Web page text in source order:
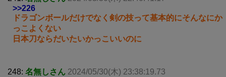
>>226
ドラゴンボールだけでなく剣の技って基本的にそんなにか
っこよくない
日本刀ならだいたいかっこいいのに
248: 名無しさん 2024/05/30(木) 23:38:19.73